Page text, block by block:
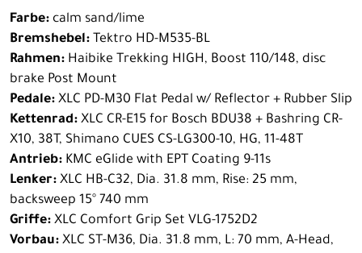
Farbe: calm sand/lime
Bremshebel: Tektro HD-M535-BL
Rahmen: Haibike Trekking HIGH, Boost 110/148, disc
brake Post Mount
Pedale: XLC PD-M30 Flat Pedal w/ Reflector + Rubber Slip
Kettenrad: XLC CR-E15 for Bosch BDU38 + Bashring CR-
X10, 38T, Shimano CUES CS-LG300-10, HG, 11-48T
Antrieb: KMC eGlide with EPT Coating 9-11s
Lenker: XLC HB-C32, Dia. 31.8 mm, Rise: 25 mm,
backsweep 15° 740 mm
Griffe: XLC Comfort Grip Set VLG-1752D2
Vorbau: XLC ST-M36, Dia. 31.8 mm, L: 70 mm, A-Head,